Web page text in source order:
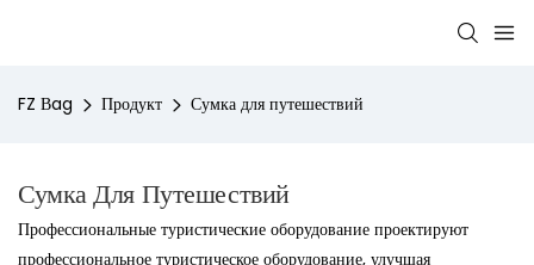
FZ Bag Продукт Сумка для путешествий
Сумка Для Путешествий
Профессиональные туристические оборудование проектируют
профессиональное туристическое оборудование, улучшая